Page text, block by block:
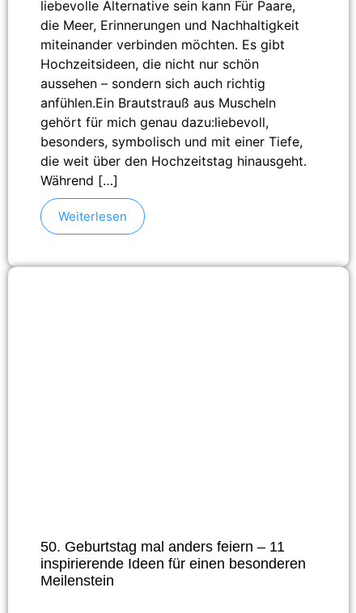
liebevolle Alternative sein kann Für Paare,
die Meer, Erinnerungen und Nachhaltigkeit
miteinander verbinden möchten. Es gibt
Hochzeitsideen, die nicht nur schön
aussehen – sondern sich auch richtig
anfühlen.Ein Brautstrauß aus Muscheln
gehört für mich genau dazu:liebevoll,
besonders, symbolisch und mit einer Tiefe,
die weit über den Hochzeitstag hinausgeht.
Während […]
Weiterlesen
50. Geburtstag mal anders feiern – 11
inspirierende Ideen für einen besonderen
Meilenstein